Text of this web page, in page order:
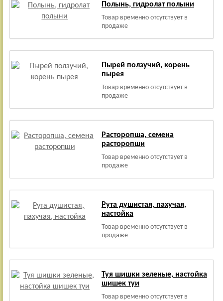
Полынь, гидролат полыни
Товар временно отсутствует в
продаже
Пырей ползучий, корень
пырея
Товар временно отсутствует в
продаже
Расторопша, семена
расторопши
Товар временно отсутствует в
продаже
Рута душистая, пахучая,
настойка
Товар временно отсутствует в
продаже
Туя шишки зеленые, настойка
шишек туи
Товар временно отсутствует в